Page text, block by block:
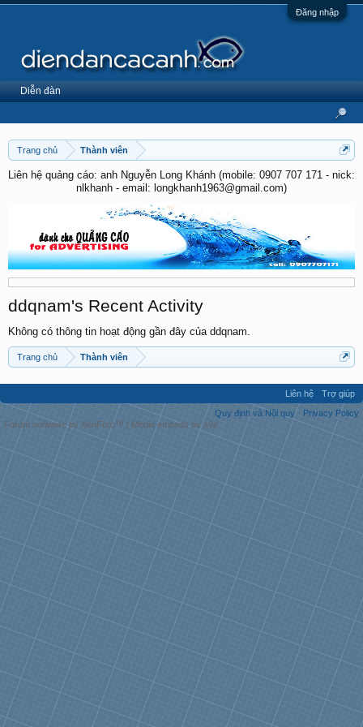
Đăng nhập
Trang chủ Thành viên
Liên hệ quảng cáo: anh Nguyễn Long Khánh (mobile: 0907 707 171 - nick:
nlkhanh - email: longkhanh1963@gmail.com)
ddqnam's Recent Activity
Không có thông tin hoạt động gần đây của ddqnam.
Trang chủ Thành viên
Diễn đàn
Liên hệ
Trợ giúp
Quy định và Nội quy
Privacy Policy
Forum software by XenForo™ | Media embeds by s9e